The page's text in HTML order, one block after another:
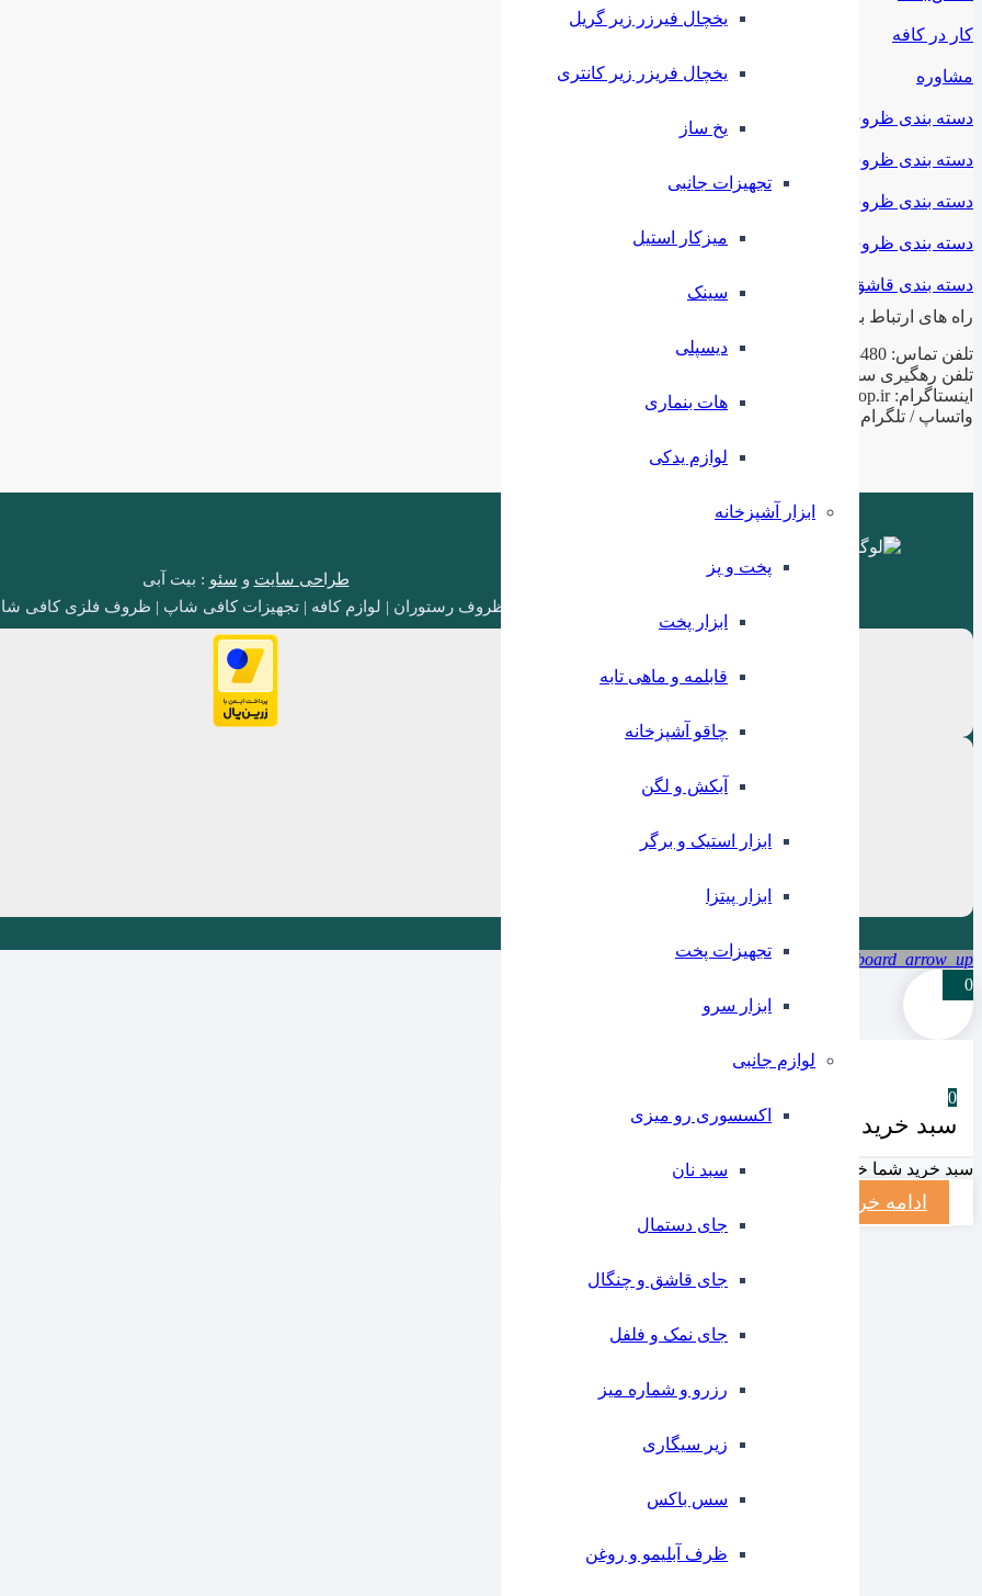
یخچال فیرزر زیر گریل
یخچال فریزر زیر کانتری
⁠یخ ساز
تجهیزات جانبی
میزکار استیل
سینک
دیسپلی
هات بنماری
لوازم یدکی
ابزار آشپزخانه
پخت و پز
ابزار پخت
قابلمه و ماهی تابه
چاقو آشپزخانه
آبکش و لگن
ابزار استیک و برگر
ابزار پیتزا
تجهیزات پخت
ابزار سرو
لوازم جانبی
اکسسوری رو میزی
سبد نان
جای دستمال
جای قاشق و چنگال
جای نمک و فلفل
رزرو و شماره میز
زیر سیگاری
سس باکس
ظرف آبلیمو و روغن
کار در کافه
مشاوره
دسته بندی ظروف ملامین
دسته بندی ظروف استیل
دسته بندی ظروف فلزی
دسته بندی ظروف چینی
دسته بندی قاشق و چنگال
راه های ارتباط با ما
تلفن تماس: 02188943480 – 02155470813 – 02155470280
تلفن رهگیری سفارشات: 09199797956
اینستاگرام: ilashop.ir
واتساپ / تلگرام: 09199797956
طراحی سایت و سئو : بیت آبی
ظروف رستوران | لوازم کافه | تجهیزات کافی شاپ | ظروف فلزی کافی
keyboard_arrow_up
0
0
سبد خرید شما
سبد خرید شما خالیست
ادامه خرید